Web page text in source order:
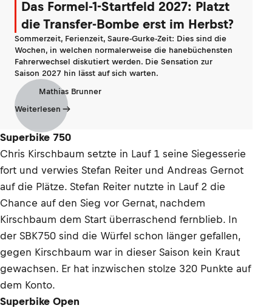
Das Formel-1-Startfeld 2027: Platzt
die Transfer-Bombe erst im Herbst?
Sommerzeit, Ferienzeit, Saure-Gurke-Zeit: Dies sind die
Wochen, in welchen normalerweise die hanebüchensten
Fahrerwechsel diskutiert werden. Die Sensation zur
Saison 2027 hin lässt auf sich warten.
Mathias Brunner
Weiterlesen
Superbike 750
Chris Kirschbaum setzte in Lauf 1 seine Siegesserie
fort und verwies Stefan Reiter und Andreas Gernot
auf die Plätze. Stefan Reiter nutzte in Lauf 2 die
Chance auf den Sieg vor Gernat, nachdem
Kirschbaum dem Start überraschend fernblieb. In
der SBK750 sind die Würfel schon länger gefallen,
gegen Kirschbaum war in dieser Saison kein Kraut
gewachsen. Er hat inzwischen stolze 320 Punkte auf
dem Konto.
Superbike Open